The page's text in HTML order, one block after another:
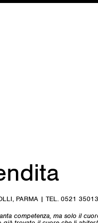
PARMA | TEL. 0521
competenza, ma solo il